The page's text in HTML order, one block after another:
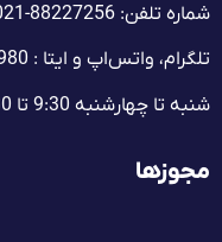
شماره تلفن: 88227256-021 و 88226237-021
تلگرام، واتس‌اپ و ایتا : 7980 130 0901
شنبه تا چهارشنبه 9:30 تا 18:30 و پنجشنبه‌ 9:30 تا 14
مجوزها